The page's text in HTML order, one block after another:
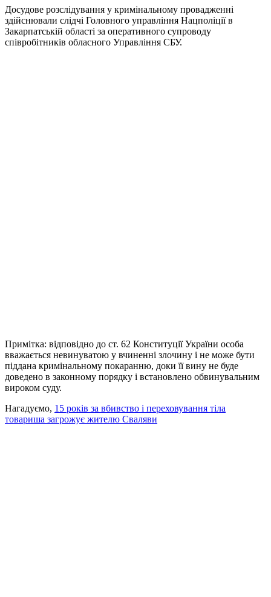
Досудове розслідування у кримінальному провадженні
здійснювали слідчі Головного управління Нацполіції в
Закарпатській області за оперативного супроводу
співробітників обласного Управління СБУ.
Примітка: відповідно до ст. 62 Конституції України особа
вважається невинуватою у вчиненні злочину і не може бути
піддана кримінальному покаранню, доки її вину не буде
доведено в законному порядку і встановлено обвинувальним
вироком суду.
Нагадуємо, 15 років за вбивство і переховування тіла
товариша загрожує жителю Сваляви